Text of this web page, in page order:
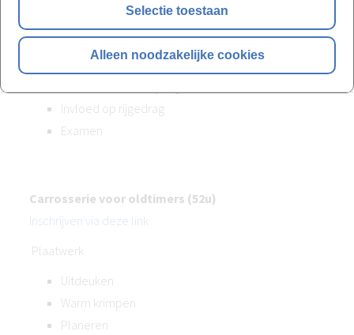
Selectie toestaan
Alleen noodzakelijke cookies
Begrip codering banden
Begrip codering velgen
Wieluitlijning en terminologie
Invloed op rijgedrag
Examen
Carrosserie voor oldtimers (52u)
Inschrijven via deze link
Plaatwerk
Uitdeuken
Warm krimpen
Planeren